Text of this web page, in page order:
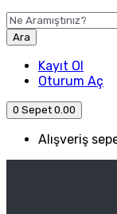
Ara
Kayıt Ol
Oturum Aç
0 Sepet 0.00
Alışveriş